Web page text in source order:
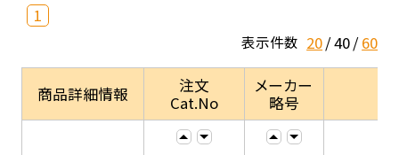
1
表示件数 20 40 60
商品詳細情報
注文
Cat.No
メーカー
略号